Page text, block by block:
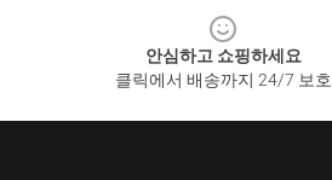
안심하고 쇼핑하세요
클릭에서 배송까지 24/7 보호